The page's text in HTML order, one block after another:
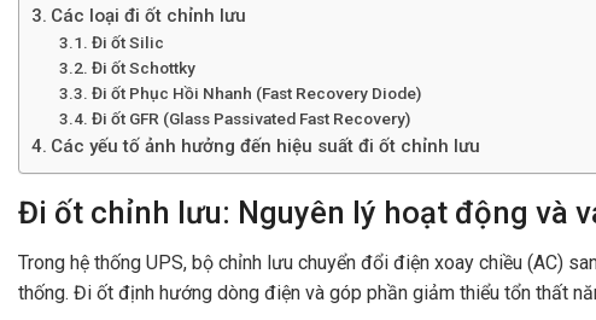
Các loại đi ốt chỉnh lưu
Đi ốt Silic
Đi ốt Schottky
Đi ốt Phục Hồi Nhanh (Fast Recovery Diode)
Đi ốt GFR (Glass Passivated Fast Recovery)
Các yếu tố ảnh hưởng đến hiệu suất đi ốt chỉnh lưu
Đi ốt chỉnh lưu: Nguyên lý hoạt động và
Trong hệ thống UPS, bộ chỉnh lưu chuyển đổi điện xoay chiều (AC)
thống. Đi ốt định hướng dòng điện và góp phần giảm thiểu tổn thất